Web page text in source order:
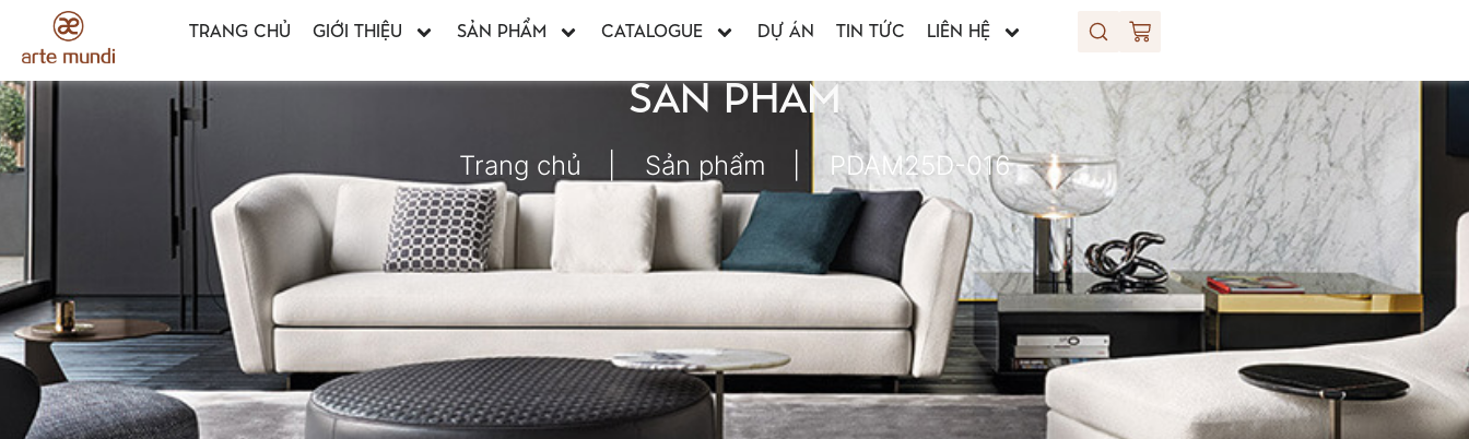
TRANG CHỦ GIỚI THIỆU SẢN PHẨM CATALOGUE DỰ ÁN TIN TỨC LIÊN HỆ
SẢN PHẨM
Trang chủ Sản phẩm PDAM25D-016